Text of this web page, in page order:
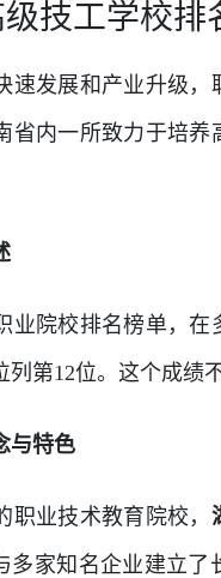
技工学校
速发展和产业升级
省内一所致力于培
业院校排名榜单，在
列第12位。这个成绩
与特色
职业技术教育院校，
多家知名企业建立